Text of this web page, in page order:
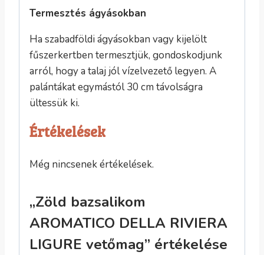
Termesztés ágyásokban
Ha szabadföldi ágyásokban vagy kijelölt
fűszerkertben termesztjük, gondoskodjunk
arról, hogy a talaj jól vízelvezető legyen. A
palántákat egymástól 30 cm távolságra
ültessük ki.
Értékelések
Még nincsenek értékelések.
„Zöld bazsalikom
AROMATICO DELLA RIVIERA
LIGURE vetőmag” értékelése